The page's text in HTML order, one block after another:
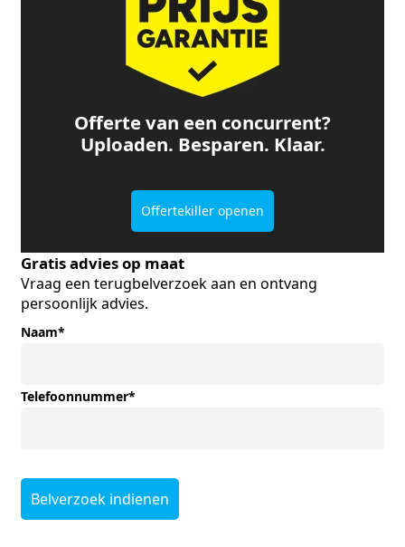
Offerte van een concurrent?
Uploaden. Besparen. Klaar.
Offertekiller openen
Gratis advies op maat
Vraag een terugbelverzoek aan en ontvang
persoonlijk advies.
Naam*
Telefoonnummer*
Belverzoek indienen